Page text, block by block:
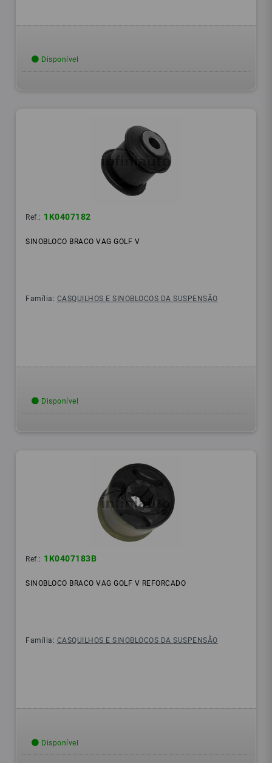
Disponível
Ref.: 1K0407182
SINOBLOCO BRACO VAG GOLF V
Família: CASQUILHOS E SINOBLOCOS DA SUSPENSÃO
Disponível
Ref.: 1K0407183B
SINOBLOCO BRACO VAG GOLF V REFORCADO
Família: CASQUILHOS E SINOBLOCOS DA SUSPENSÃO
Disponível